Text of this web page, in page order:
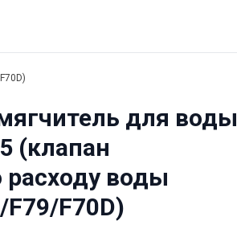
для воды
(клапан
расходу воды
F79/F70D)